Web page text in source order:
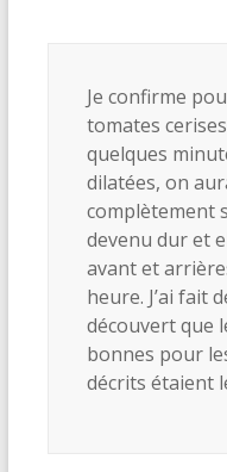
Je confirme
tomates
quelques
dilatées, on
complètement
devenu dur et
avant et
heure. J’ai fait
découvert que
bonnes pour
décrits étaient